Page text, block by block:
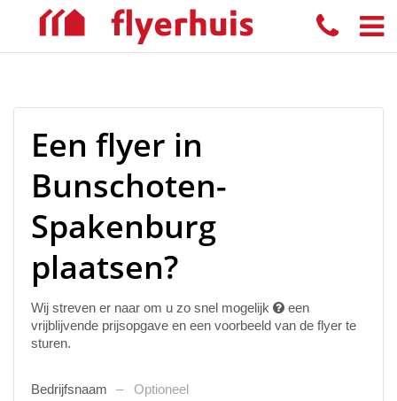
Een flyer in
Bunschoten-
Spakenburg
plaatsen?
Wij streven er naar om u zo snel mogelijk
een
vrijblijvende prijsopgave en een voorbeeld van de flyer te
sturen.
Bedrijfsnaam Optioneel